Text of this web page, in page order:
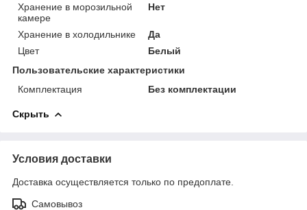
Хранение в морозильной
камере
Нет
Хранение в холодильнике
Да
Цвет
Белый
Пользовательские характеристики
Комплектация
Без комплектации
Скрыть
Условия доставки
Доставка осуществляется только по предоплате.
Самовывоз